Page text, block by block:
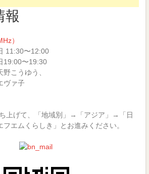
報
）
11:30〜12:00
〜19:30
こうゆう、
ァ子
上げて、「地域別」→「アジア」→「日
エムくらしき」とお進みください。